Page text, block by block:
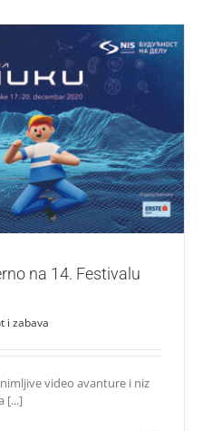
na 14. Festivalu nauke!
zabava
na 14. Festivalu
i zabava
video avanture i niz
[...]